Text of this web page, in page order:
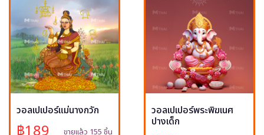
วอลเปเปอร์แม่นางกวัก
ขายแล้ว 155 ชิ้น
วอลเปเปอร์พระพิฆเนศ
ปางเด็ก